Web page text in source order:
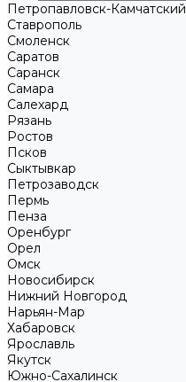
Петропавловск-Камчатский
Ставрополь
Смоленск
Саратов
Саранск
Самара
Салехард
Рязань
Ростов
Псков
Сыктывкар
Петрозаводск
Пермь
Пенза
Оренбург
Орел
Омск
Новосибирск
Нижний Новгород
Нарьян-Мар
Хабаровск
Ярославль
Якутск
Южно-Сахалинск